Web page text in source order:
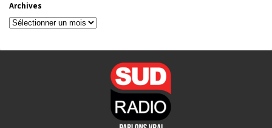
Archives
Archives